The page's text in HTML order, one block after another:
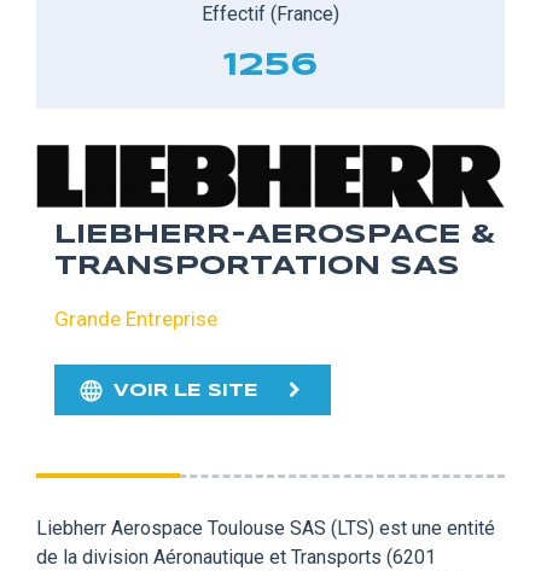
Effectif (France)
1256
LIEBHERR-AEROSPACE &
TRANSPORTATION SAS
Grande Entreprise
VOIR LE SITE
Liebherr Aerospace Toulouse SAS (LTS) est une entité
de la division Aéronautique et Transports (6201